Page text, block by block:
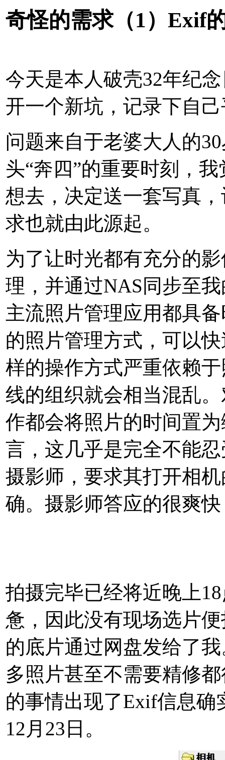
奇怪的需求（1）Exif
今天是本人破壳32年纪
开一个新坑，记录下自
问题来自于老婆大人的
头“奔四”的重要时刻，
想去，决定送一套写真
求也就由此源起。
为了让时光都有充分的
理，并通过NAS同步至
主流照片管理应用都具
的照片管理方式，可以
样的操作方式严重依赖
线的组织就会相当混乱
作都会将照片的时间置
言，这几乎是完全不能
摄影师，要求其打开相
确。摄影师答应的很爽
拍摄完毕已经将近晚上
惫，因此没有现场选片
的底片通过网盘发给了
多照片甚至不需要精修
的事情出现了Exif信息确
12月23日。